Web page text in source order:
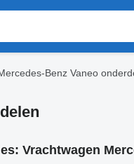
Benz Vaneo
Vrachtwagen